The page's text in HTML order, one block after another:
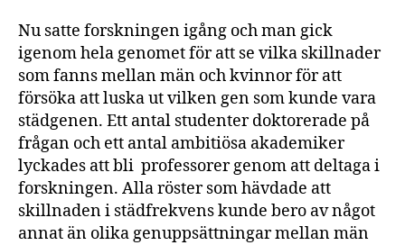
Nu satte forskningen igång och man gick
igenom hela genomet för att se vilka skillnader
som fanns mellan män och kvinnor för att
försöka att luska ut vilken gen som kunde vara
städgenen. Ett antal studenter doktorerade på
frågan och ett antal ambitiösa akademiker
lyckades att bli professorer genom att deltaga i
forskningen. Alla röster som hävdade att
skillnaden i städfrekvens kunde bero av något
annat än olika genuppsättningar mellan män